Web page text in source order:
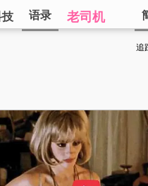
语录 老司机
追